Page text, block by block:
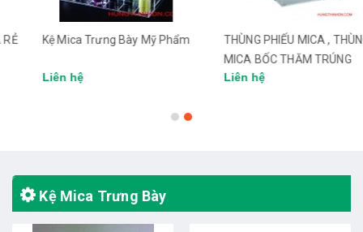
Kệ Mica Trưng Bày Mỹ Phẩm
Liên hệ
THÙNG PHIẾU MICA , THÙNG
MICA BỐC THĂM TRÚNG
THƯỞNG TP HCM
Liên hệ
Kệ Mica Trưng Bày